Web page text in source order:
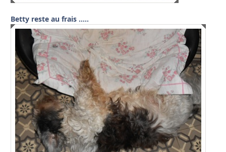
Betty reste au frais …..